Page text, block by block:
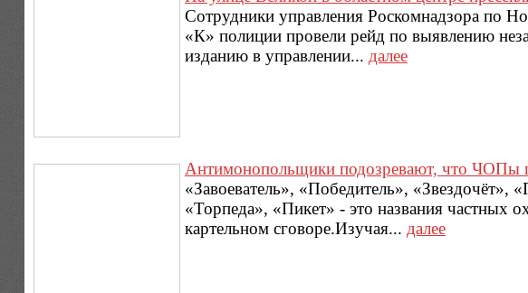
Сотрудники управления Роскомнадзора по
«К» полиции провели рейд по выявлению
изданию в управлении... далее
Антимонопольщики подозревают, что ЧОПы
«Завоеватель», «Победитель»,
«Торпеда», «Пикет» - это названия частных
картельном сговоре.Изучая... далее